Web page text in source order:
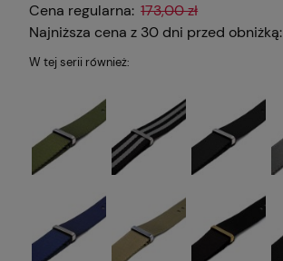
Cena regularna: 173,00 zł
Najniższa cena z 30 dni przed obniżką:
W tej serii również: